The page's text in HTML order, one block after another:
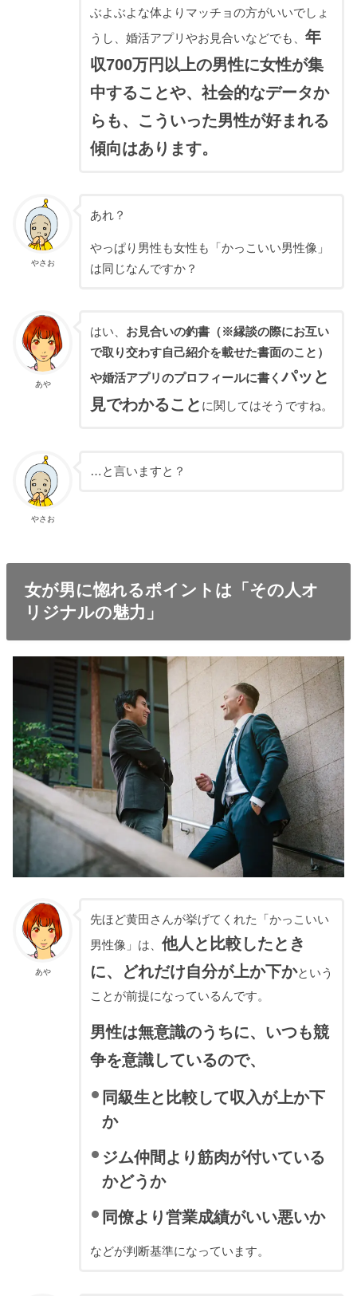
ぶよぶよな体よりマッチョの方がいいでしょ
うし、婚活アプリやお見合いなどでも、 年
収700万円以上の男性に女性が集
中することや、社会的なデータか
らも、こういった男性が好まれる
傾向はあります。
やさお
あれ？
やっぱり男性も女性も「かっこいい男性像」
は同じなんですか？
あや
はい、 お見合いの釣書（※縁談の際にお互い
で取り交わす自己紹介を載せた書面のこと）
や婚活アプリのプロフィールに書くパッと
見でわかること に関してはそうですね。
やさお
…と言いますと？
女が男に惚れるポイントは「その人オ
リジナルの魅力」
あや
先ほど黄田さんが挙げてくれた「かっこいい
男性像」は、 他人と比較したとき
に、どれだけ自分が上か下かという
ことが前提になっているんです。
男性は無意識のうちに、いつも競
争を意識しているので、
同級生と比較して収入が上か下
か
ジム仲間より筋肉が付いている
かどうか
同僚より営業成績がいい悪いか
などが判断基準になっています。